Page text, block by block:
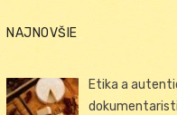
NAJNOVŠIE
Etika a